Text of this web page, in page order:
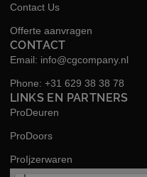
Contact Us
Offerte aanvragen
CONTACT
Email: info@cgcompany.nl
Phone: +31 629 38 38 78
LINKS EN PARTNERS
ProDeuren
ProDoors
ProIjzerwaren